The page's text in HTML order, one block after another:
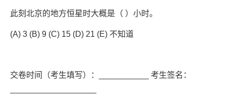
此刻北京的地方恒星时大概是（ ）小时。
(A) 3 (B) 9 (C) 15 (D) 21 (E) 不知道
交卷时间（考生填写）：___________ 考生签名：